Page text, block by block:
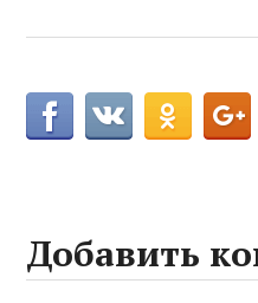
Добавить